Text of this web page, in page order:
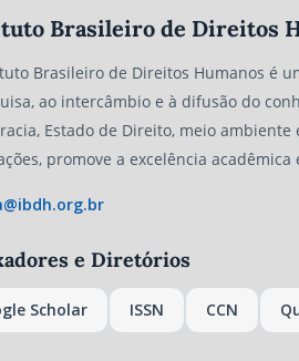
Brasileiro de Direitos
Brasileiro de Direitos Humanos é
ao intercâmbio e à difusão do
Estado de Direito, meio
promove a excelência
e Diretórios
Scholar ISSN CCN